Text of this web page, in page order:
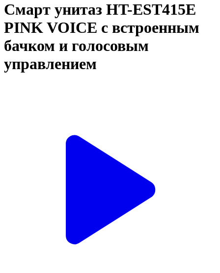
Смарт унитаз HT-EST415E
PINK VOICE с встроенным
бачком и голосовым
управлением